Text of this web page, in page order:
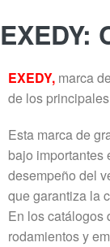
EXEDY, marca
de los
Esta marca de
bajo importantes
desempeño del
que garantiza la
En los catálogos
rodamientos y